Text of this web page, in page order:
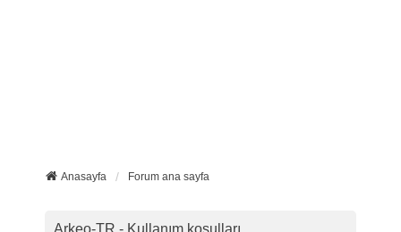
Anasayfa Forum ana sayfa